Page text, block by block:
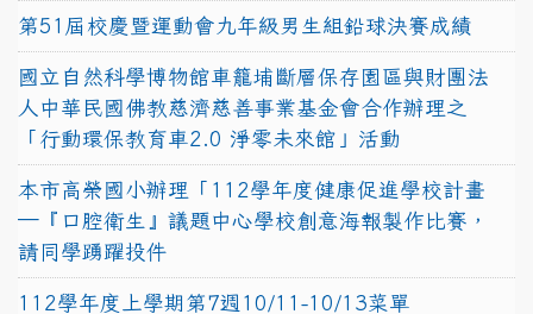
第51屆校慶暨運動會九年級男生組鉛球決賽成績
國立自然科學博物館車籠埔斷層保存園區與財團法
人中華民國佛教慈濟慈善事業基金會合作辦理之
「行動環保教育車2.0 淨零未來館」活動
本市高榮國小辦理「112學年度健康促進學校計畫
─『口腔衛生』議題中心學校創意海報製作比賽，
請同學踴躍投件
112學年度上學期第7週10/11-10/13菜單